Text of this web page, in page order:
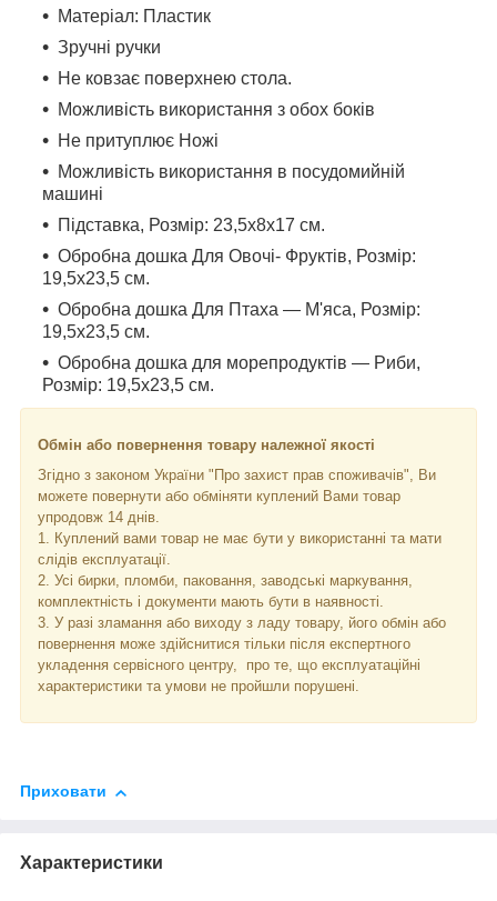
Матеріал: Пластик
Зручні ручки
Не ковзає поверхнею стола.
Можливість використання з обох боків
Не притуплює Ножі
Можливість використання в посудомийній
машині
Підставка, Розмір: 23,5х8х17 см.
Обробна дошка Для Овочі- Фруктів, Розмір:
19,5х23,5 см.
Обробна дошка Для Птаха — М'яса, Розмір:
19,5х23,5 см.
Обробна дошка для морепродуктів — Риби,
Розмір: 19,5х23,5 см.
Обмін або повернення товару належної якості
Згідно з законом України "Про захист прав споживачів", Ви
можете повернути або обміняти куплений Вами товар
упродовж 14 днів.
1. Куплений вами товар не має бути у використанні та мати
слідів експлуатації.
2. Усі бирки, пломби, паковання, заводські маркування,
комплектність і документи мають бути в наявності.
3. У разі зламання або виходу з ладу товару, його обмін або
повернення може здійснитися тільки після експертного
укладення сервісного центру, про те, що експлуатаційні
характеристики та умови не пройшли порушені.
Приховати
Характеристики